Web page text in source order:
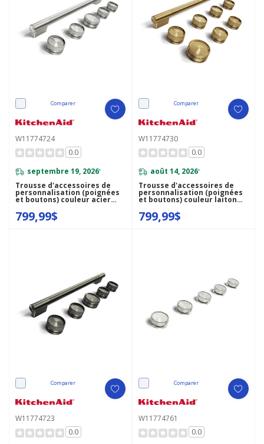
Comparer
W11774724
0.0
septembre 19, 2026*
Trousse d'accessoires de
personnalisation (poignées
et boutons) couleur acier
inoxydable pour cuisinière
bicombustible de style
commercial de 30 po
799,99$
Comparer
W11774730
0.0
août 14, 2026*
Trousse d'accessoires de
personnalisation (poignées
et boutons) couleur laiton
pour cuisinière
bicombustible de style
commercial de 36 po
799,99$
Comparer
W11774723
0.0
Comparer
W11774761
0.0